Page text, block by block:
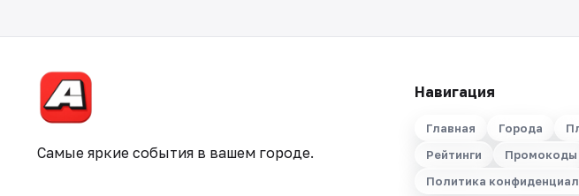
Самые яркие события в вашем городе.
Навигация
Главная Города
Рейтинги
Промокоды
Политика